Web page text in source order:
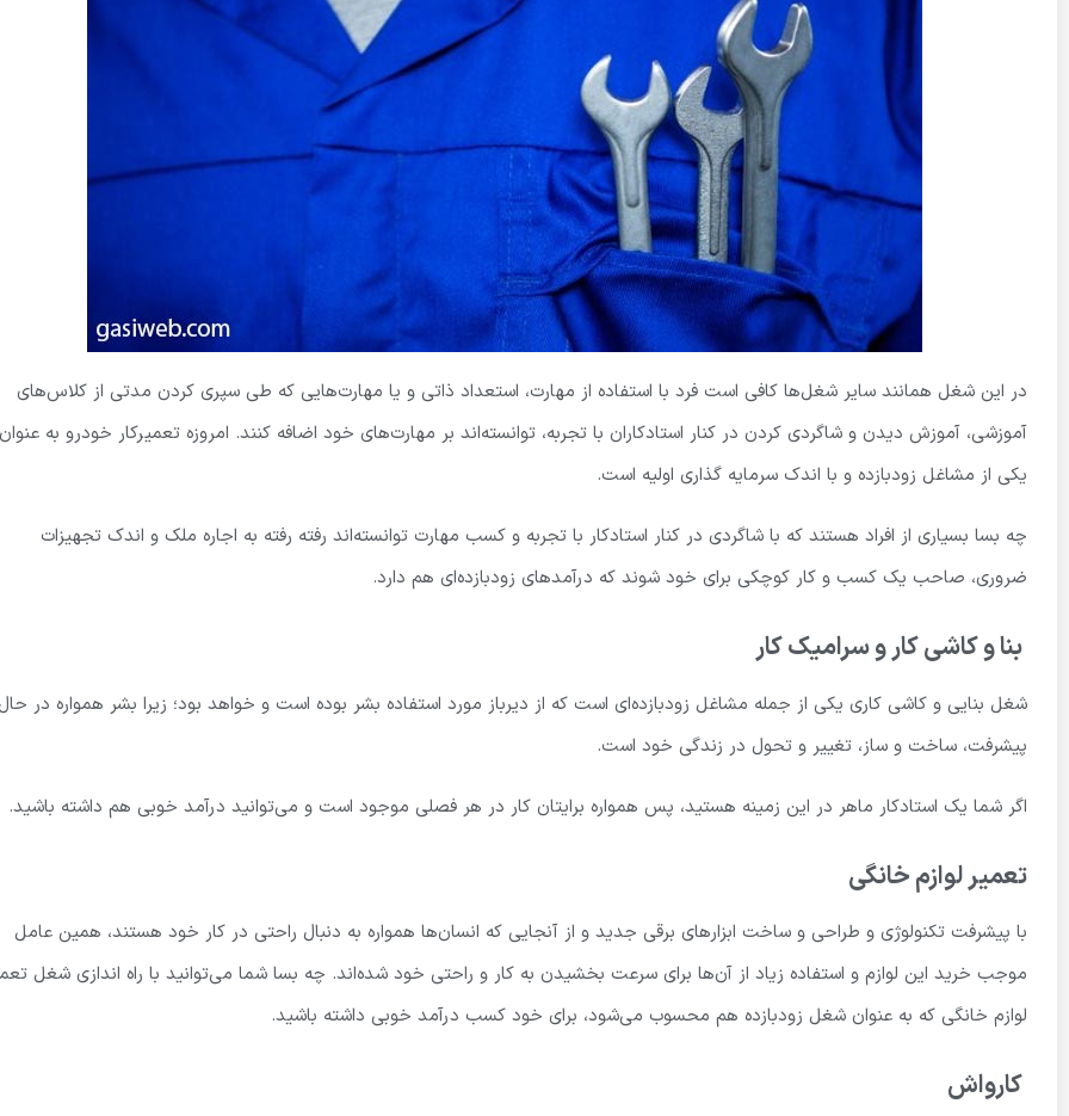
در این شغل همانند سایر شغل‌ها کافی است فرد با استفاده از مهارت، استعداد ذاتی و یا مهارت‌هایی که طی سپری ‌‌کردن مدتی از کلاس‌های
آموزشی، آموزش دیدن و شاگردی کردن در کنار استادکاران با تجربه، توانسته‌اند بر مهارت‌های خود اضافه کنند. امروزه تعمیرکار خودرو به عنوان
یکی از مشاغل زودبازده و با اندک سرمایه گذاری اولیه است.
چه بسا بسیاری از افراد هستند که با شاگردی در کنار استادکار با تجربه و کسب مهارت توانسته‌اند رفته رفته به اجاره ملک و اندک تجهیزات
ضروری، صاحب یک کسب و کار کوچکی برای خود شوند که درآمدهای زودبازده‌ای هم دارد.
بنا و کاشی کار و سرامیک کار
شغل بنایی و کاشی کاری یکی از جمله مشاغل زودبازده‌ای است که از دیرباز مورد استفاده بشر بوده است و خواهد بود؛ زیرا بشر همواره در
پیشرفت، ساخت و ساز، تغییر و تحول در زندگی خود است.
اگر شما یک استادکار ماهر در این زمینه هستید، پس همواره برایتان کار در هر فصلی موجود است و می‌توانید درآمد خوبی هم داشته باشید.
تعمیر لوازم خانگی
با پیشرفت تکنولوژی و طراحی و ساخت ابزارهای برقی جدید و از آنجایی که انسان‌ها همواره به دنبال راحتی در کار خود هستند، همین عامل
موجب خرید این لوازم و استفاده زیاد از آن‌ها برای سرعت بخشیدن به کار و راحتی خود شده‌اند. چه بسا شما می‌توانید با راه اندازی شغل
لوازم خانگی که به عنوان شغل زودبازده هم محسوب می‌شود، برای خود کسب درآمد خوبی داشته باشید.
کارواش